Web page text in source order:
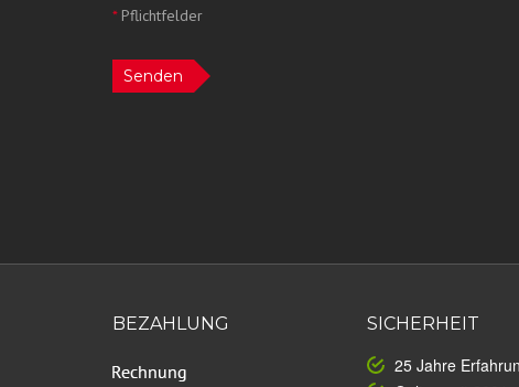
*Pflichtfelder
Senden
BEZAHLUNG SICHERHEIT
25 Jahre